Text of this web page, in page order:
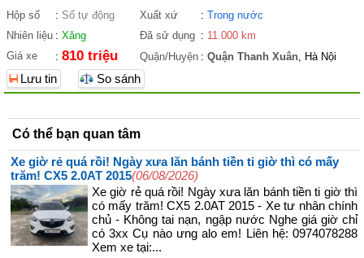
Hộp số : Số tự động Xuất xứ : Trong nước
Nhiên liệu : Xăng Đã sử dụng : 11.000 km
Giá xe
: 810 triệu Quận/Huyện : Quận Thanh Xuân, Hà Nội
Lưu tin So sánh
Có thể bạn quan tâm
Xe giờ rẻ quá rồi! Ngày xưa lăn bánh tiền ti giờ thì có mấy
trăm! CX5 2.0AT 2015(06/08/2026)
Xe giờ rẻ quá rồi! Ngày xưa lăn bánh tiền ti giờ thì
có mấy trăm! CX5 2.0AT 2015 - Xe tư nhân chính
chủ - Không tai nạn, ngập nước Nghe giá giờ chỉ
có 3xx Cụ nào ưng alo em! Liên hệ: 0974078288
Xem xe tại:...